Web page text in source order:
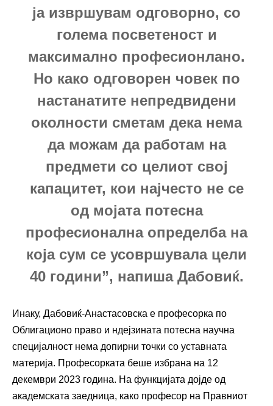
ја извршувам одговорно, со
голема посветеност и
максимално професионлано.
Но како одговорен човек по
настанатите непредвидени
околности сметам дека нема
да можам да работам на
предмети со целиот свој
капацитет, кои најчесто не се
од мојата потесна
професионална определба на
која сум се усовршувала цели
40 години”, напиша Дабовиќ.
Инаку, Дабовиќ-Анастасовска е професорка по
Облигационо право и ндејзината потесна научна
специјалност нема допирни точки со уставната
материја. Професорката беше избрана на 12
декември 2023 година. На функцијата дојде од
академската заедница, како професор на Правниот